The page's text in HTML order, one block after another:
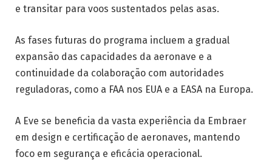
e transitar para voos sustentados pelas asas.
As fases futuras do programa incluem a gradual
expansão das capacidades da aeronave e a
continuidade da colaboração com autoridades
reguladoras, como a FAA nos EUA e a EASA na Europa.
A Eve se beneficia da vasta experiência da Embraer
em design e certificação de aeronaves, mantendo
foco em segurança e eficácia operacional.